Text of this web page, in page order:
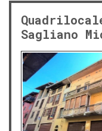
Sagliano